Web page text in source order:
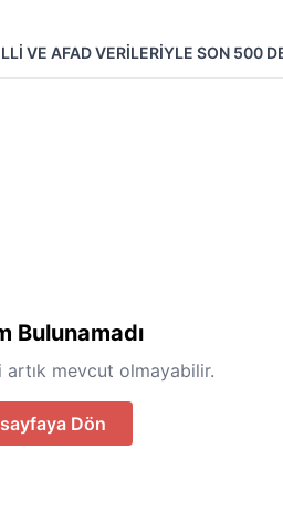
VE AFAD VERİLERİYLE SON 500
Bulunamadı
mevcut olmayabilir.
Dön